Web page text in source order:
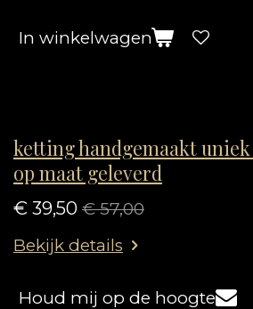
In winkelwagen
ketting handgemaakt
op maat geleverd
€ 39,50 € 57,00
Bekijk details
Houd mij op de hoogte